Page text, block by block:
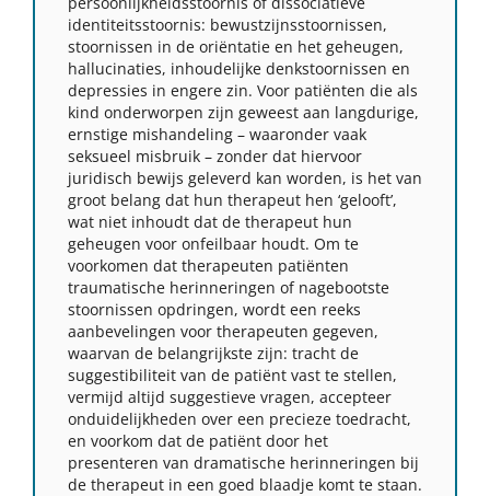
identiteitsstoornis: bewustzijnsstoornissen,
stoornissen in de oriëntatie en het geheugen,
hallucinaties, inhoudelijke denkstoornissen en
depressies in engere zin. Voor patiënten die als
kind onderworpen zijn geweest aan langdurige,
ernstige mishandeling – waaronder vaak
seksueel misbruik – zonder dat hiervoor
juridisch bewijs geleverd kan worden, is het van
groot belang dat hun therapeut hen ‘gelooft’,
wat niet inhoudt dat de therapeut hun
geheugen voor onfeilbaar houdt. Om te
voorkomen dat therapeuten patiënten
traumatische herinneringen of nagebootste
stoornissen opdringen, wordt een reeks
aanbevelingen voor therapeuten gegeven,
waarvan de belangrijkste zijn: tracht de
suggestibiliteit van de patiënt vast te stellen,
vermijd altijd suggestieve vragen, accepteer
onduidelijkheden over een precieze toedracht,
en voorkom dat de patiënt door het
presenteren van dramatische herinneringen bij
de therapeut in een goed blaadje komt te staan.